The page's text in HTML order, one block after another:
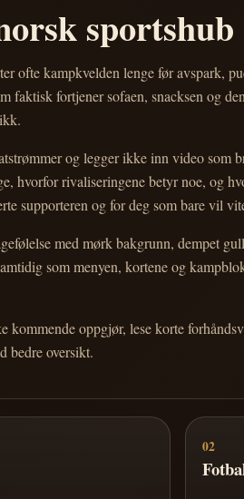
sportshub
ofte kampkvelden lenge før avspark,
faktisk fortjener sofaen, snacksen og
og legger ikke inn video som
hvorfor rivaliseringene betyr noe, og
supporteren og for deg som bare vil
med mørk bakgrunn, dempet
som menyen, kortene og
kommende oppgjør, lese korte
bedre oversikt.
02